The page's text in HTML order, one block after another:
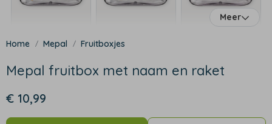
Meer
Mepal Fruitboxjes
Mepal fruitbox met naam en raket
€ 10,99